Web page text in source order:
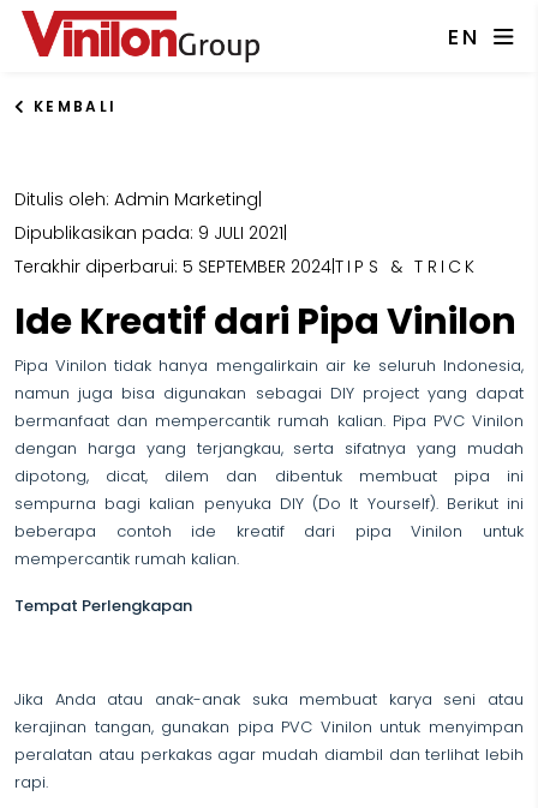
EN
KEMBALI
Ditulis oleh: Admin Marketing
Dipublikasikan pada: 9 JULI 2021
Terakhir diperbarui: 5 SEPTEMBER 2024TIPS & TRICK
Ide Kreatif dari Pipa Vinilon
Pipa Vinilon tidak hanya mengalirkain air ke seluruh Indonesia,
namun juga bisa digunakan sebagai DIY project yang dapat
bermanfaat dan mempercantik rumah kalian. Pipa PVC Vinilon
dengan harga yang terjangkau, serta sifatnya yang mudah
dipotong, dicat, dilem dan dibentuk membuat pipa ini
sempurna bagi kalian penyuka DIY (Do It Yourself). Berikut ini
beberapa contoh ide kreatif dari pipa Vinilon untuk
mempercantik rumah kalian.
Tempat Perlengkapan
Jika Anda atau anak-anak suka membuat karya seni atau
kerajinan tangan, gunakan pipa PVC Vinilon untuk menyimpan
peralatan atau perkakas agar mudah diambil dan terlihat lebih
rapi.